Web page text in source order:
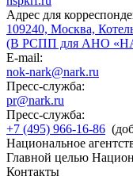
Адрес для
109240, Москва,
(В РСПП для АНО
E-mail:
nok-nark@nark.ru
Пресс-служба:
pr@nark.ru
Пресс-служба:
+7 (495) 966-16-86
Национальное
Главной целью
Контакты